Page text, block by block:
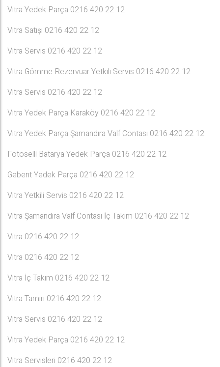
Vitra Yedek Parça 0216 420 22 12
Vitra Satışı 0216 420 22 12
Vitra Servis 0216 420 22 12
Vitra Gömme Rezervuar Yetkili Servis 0216 420 22 12
Vitra Servis 0216 420 22 12
Vitra Yedek Parça Karaköy 0216 420 22 12
Vitra Yedek Parça Şamandıra Valf Contası 0216 420 22 12
Fotoselli Batarya Yedek Parça 0216 420 22 12
Geberıt Yedek Parça 0216 420 22 12
Vitra Yetkili Servis 0216 420 22 12
Vitra Şamandıra Valf Contası İç Takım 0216 420 22 12
Vitra 0216 420 22 12
Vitra 0216 420 22 12
Vitra İç Takım 0216 420 22 12
Vitra Tamiri 0216 420 22 12
Vitra Servis 0216 420 22 12
Vitra Yedek Parça 0216 420 22 12
Vitra Servisleri 0216 420 22 12